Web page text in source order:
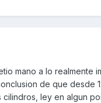
mano a lo realmente
de que desde
ley en algun